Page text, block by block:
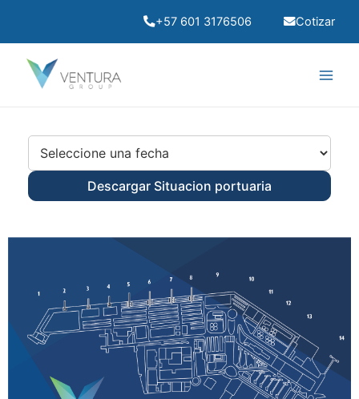
+57 601 3176506 Cotizar
contenido
Descargar Situacion portuaria